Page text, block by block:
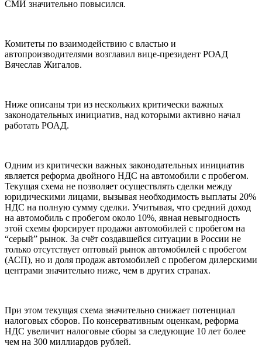
СМИ значительно повысился.
Комитеты по взаимодействию с властью и
автопроизводителями возглавил вице-президент РОАД
Вячеслав Жигалов.
Ниже описаны три из нескольких критически важных
законодательных инициатив, над которыми активно начал
работать РОАД.
Одним из критически важных законодательных инициатив
является реформа двойного НДС на автомобили с пробегом.
Текущая схема не позволяет осуществлять сделки между
юридическими лицами, вызывая необходимость выплаты 20%
НДС на полную сумму сделки. Учитывая, что средний доход
на автомобиль с пробегом около 10%, явная невыгодность
этой схемы форсирует продажи автомобилей с пробегом на
“серый” рынок. За счёт создавшейся ситуации в России не
только отсутствует оптовый рынок автомобилей с пробегом
(АСП), но и доля продаж автомобилей с пробегом дилерскими
центрами значительно ниже, чем в других странах.
При этом текущая схема значительно снижает потенциал
налоговых сборов. По консервативным оценкам, реформа
НДС увеличит налоговые сборы за следующие 10 лет более
чем на 300 миллиардов рублей.